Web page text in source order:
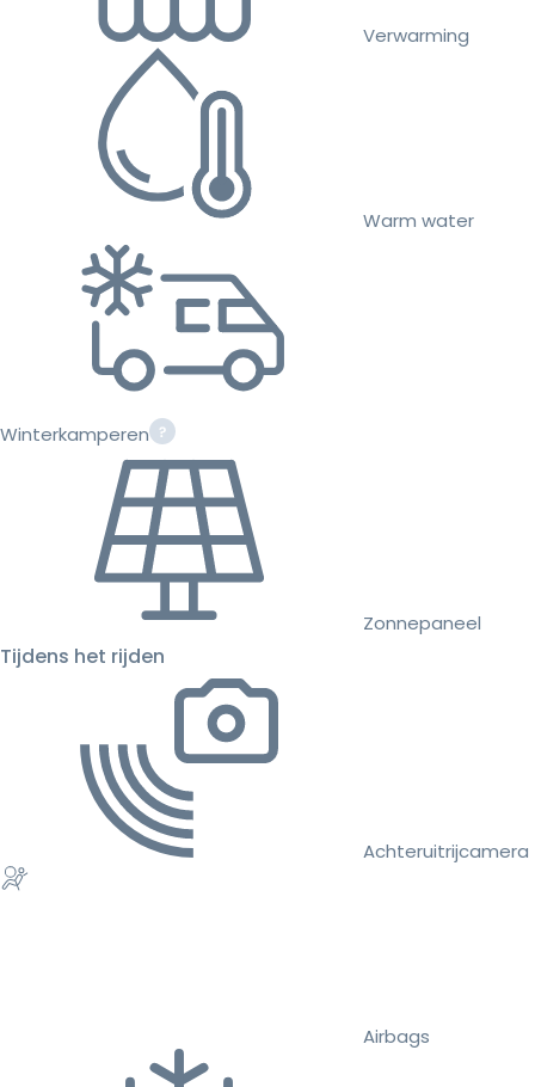
Verwarming
Warm water
Winterkamperen
Zonnepaneel
Tijdens het rijden
Achteruitrijcamera
Airbags